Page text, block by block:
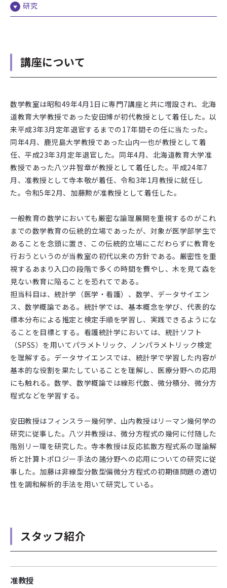
研究
講座について
数学教室は昭和49年4月1日に専門7講座と共に増設され、北海
道教育大学教授であった安田博が初代教授として着任した。以
来平成3年3月定年退官するまでの17年間その任に当たった。
同年4月、鹿児島大学教授であった山内一也が教授として着
任、平成23年3月定年退官した。同年4月、北海道教育大学准
教授であった八ツ井智章が教授として着任した。平成24年7
月、准教授として寺本敬が着任、令和3年1月教授に就任し
た。令和5年2月、加藤勲が准教授として着任した。
一般教育の数学においても厳密な論理展開を重視するのがこれ
までの数学教育の伝統的立場であったが、対象が医学部学生で
あることを念頭に置き、この伝統的立場にこだわらずに教育を
行おうというのが当教室の初代以来の方針である。厳密性を重
視するあまり入口の段階で多くの時間を費やし、木を見て森を
見ない教育に陥ることを恐れてである。
担当科目は、統計学（医学・看護）、数学、データサイエン
ス、数学概論である。統計学では、基本概念を学び、代表的な
標本分布による推定と検定手順を学習し、実践できるようにな
ることを目標とする。看護統計学においては、統計ソフト
（SPSS）を用いてパラメトリック、ノンパラメトリック検定
を理解する。データサイエンスでは、統計学で学習した内容が
基本的な役割を果たしていることを理解し、医療分野への応用
にも触れる。数学、数学概論では線形代数、微分積分、微分方
程式などを学習する。
安田教授はフィンスラー幾何学、山内教授はリーマン幾何学の
研究に従事した。八ツ井教授は、微分方程式の幾何に付随した
階別リー環を研究した。寺本教授は反応拡散方程式系の理論解
析と計算トポロジー手法の諸分野への応用についての研究に従
事した。加藤は非線型分散型偏微分方程式の初期値問題の適切
性を調和解析的手法を用いて研究している。
スタッフ紹介
准教授